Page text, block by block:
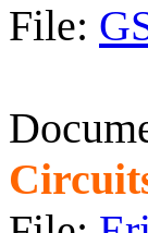
File: